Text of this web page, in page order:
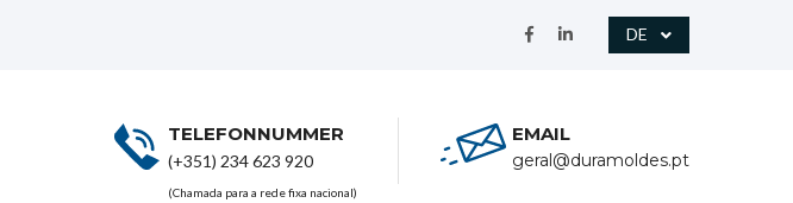
DE
TELEFONNUMMER
(+351) 234 623 920
(Chamada para a rede fixa nacional)
EMAIL
geral@duramoldes.pt